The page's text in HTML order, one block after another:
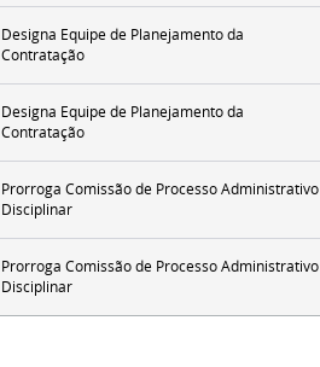
Designa Equipe de Planejamento da
Contratação
Designa Equipe de Planejamento da
Contratação
Prorroga Comissão de Processo Administrativo
Disciplinar
Prorroga Comissão de Processo Administrativo
Disciplinar